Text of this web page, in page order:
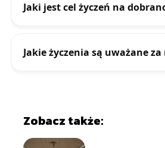
Jaki jest cel życzeń na
Jakie życzenia są uważane za
Zobacz także: